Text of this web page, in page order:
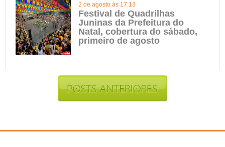
2 de agosto às 17:13
Festival de Quadrilhas
Juninas da Prefeitura do
Natal, cobertura do sábado,
primeiro de agosto